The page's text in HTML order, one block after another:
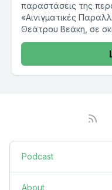
παραστάσεις της
«Αινιγματικές
Θεάτρου Βεάκη, σε
Podcast
About